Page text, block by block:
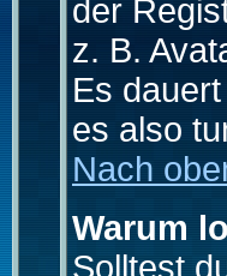
der
z. B.
Es
es also
Nach
Warum
Solltest